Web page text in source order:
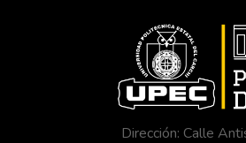
Dirección: Calle